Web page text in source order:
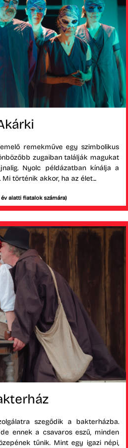
remekműve egy szimbolikus
zugaiban találják magukat
Nyolc példázatban kínálja a
történik akkor, ha az élet...
alatti fiatalok számára)
szegődik a bakterházba.
ennek a csavaros eszű, minden
tűnik. Mint egy igazi népi,